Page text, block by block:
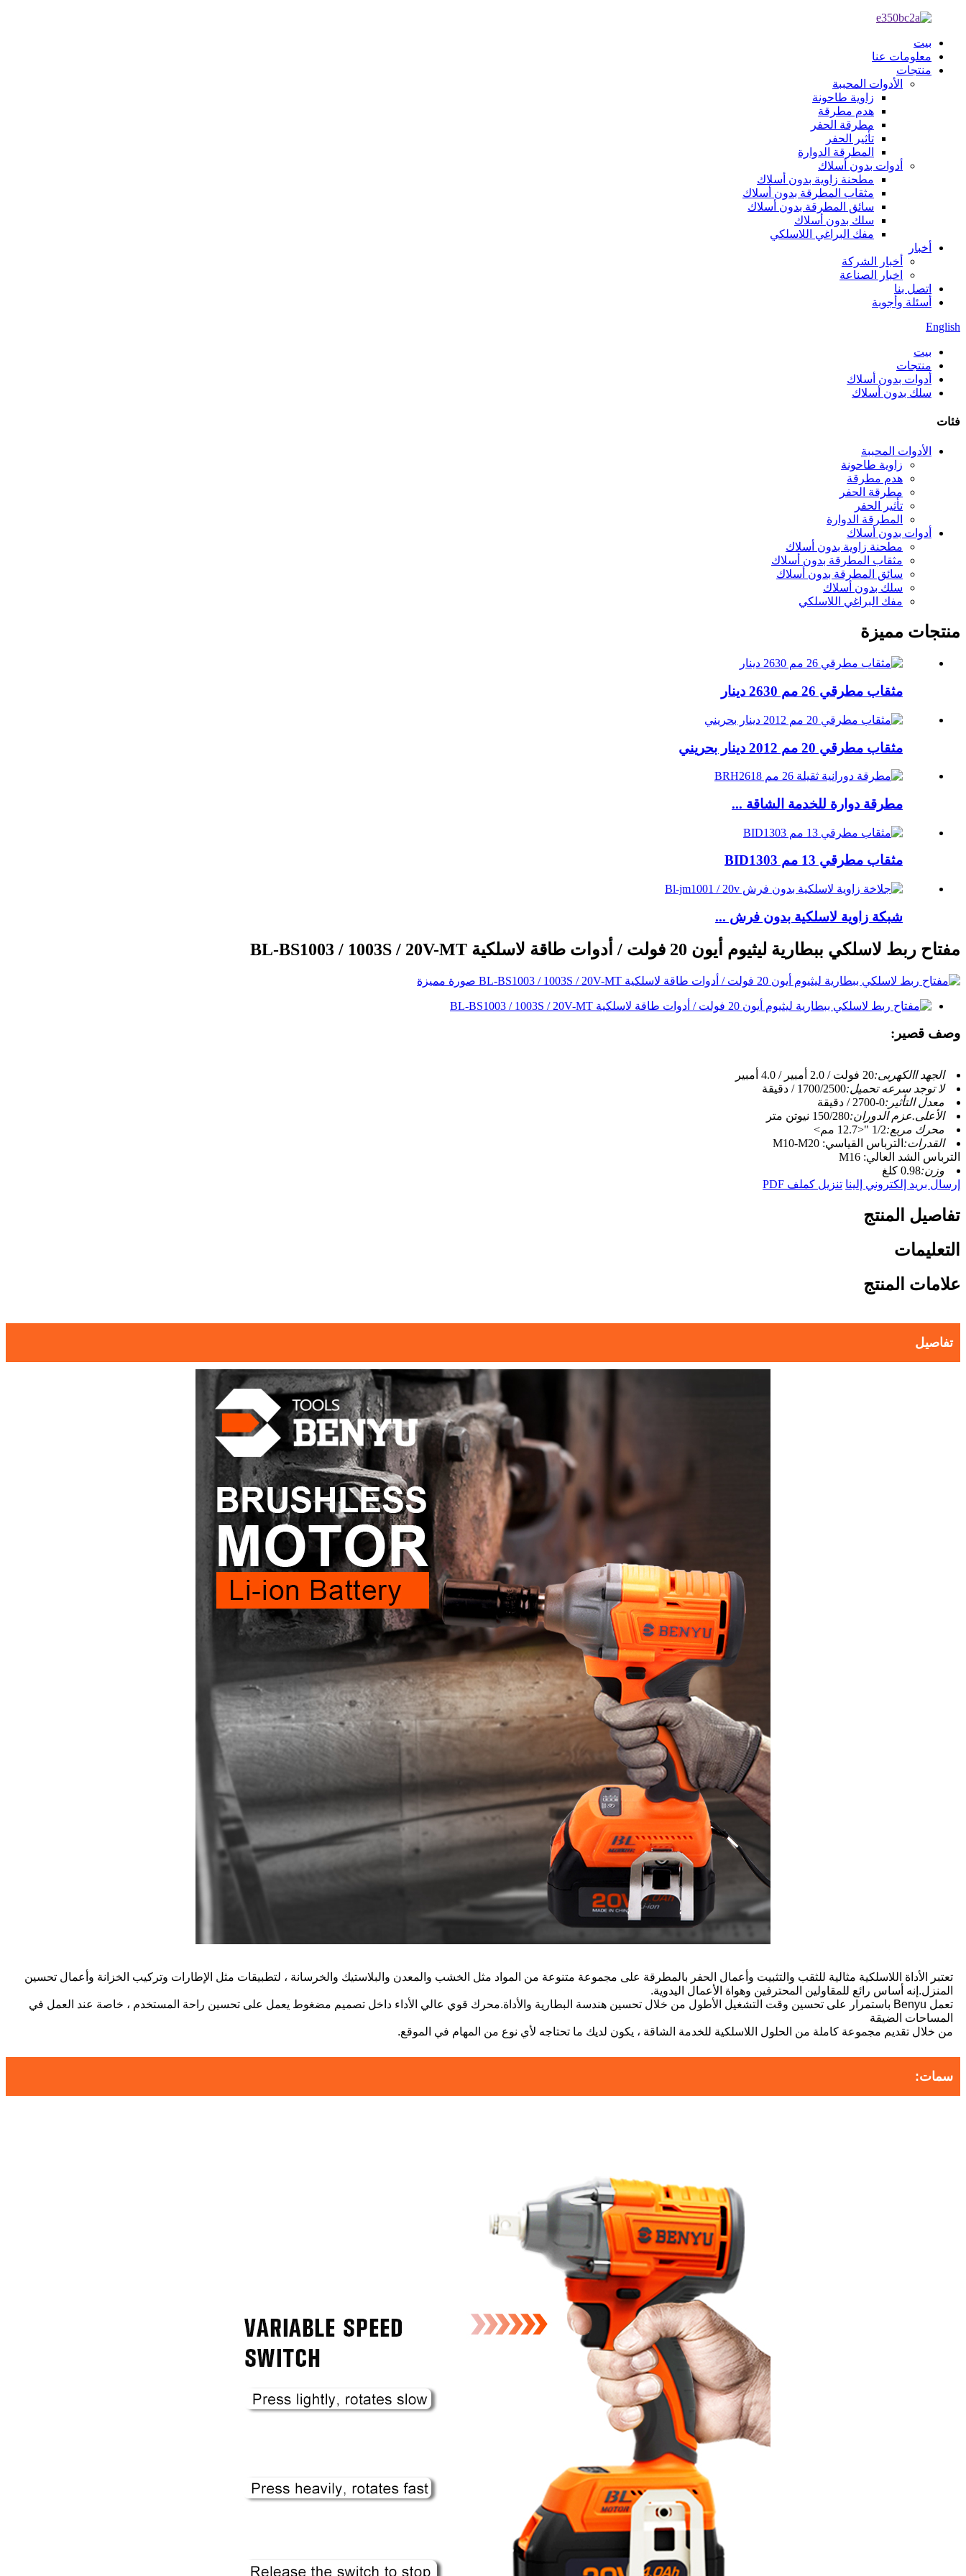
بيت
معلومات عنا
منتجات
الأدوات المحببة
زاوية طاحونة
هدم مطرقة
مطرقة الحفر
تأثير الحفر
المطرقة الدوارة
أدوات بدون أسلاك
مطحنة زاوية بدون أسلاك
مثقاب المطرقة بدون أسلاك
سائق المطرقة بدون أسلاك
سلك بدون أسلاك
مفك البراغي اللاسلكي
أخبار
أخبار الشركة
اخبار الصناعة
اتصل بنا
أسئلة وأجوبة
English
بيت
منتجات
أدوات بدون أسلاك
سلك بدون أسلاك
فئات
الأدوات المحببة
زاوية طاحونة
هدم مطرقة
مطرقة الحفر
تأثير الحفر
المطرقة الدوارة
أدوات بدون أسلاك
مطحنة زاوية بدون أسلاك
مثقاب المطرقة بدون أسلاك
سائق المطرقة بدون أسلاك
سلك بدون أسلاك
مفك البراغي اللاسلكي
منتجات مميزة
مثقاب مطرقي 26 مم 2630 دينار
مثقاب مطرقي 20 مم 2012 دينار بحريني
مطرقة دوارة للخدمة الشاقة ...
مثقاب مطرقي 13 مم BID1303
شبكة زاوية لاسلكية بدون فرش ...
مفتاح ربط لاسلكي ببطارية ليثيوم أيون 20 فولت / أدوات طاقة لاسلكية BL-BS1003 / 1003S / 20V-MT
وصف قصير:
الجهد االكهربى:20 فولت / 2.0 أمبير / 4.0 أمبير
لا توجد سرعه تحميل:1700/2500 / دقيقة
معدل التأثير:0-2700 / دقيقة
الأعلى.عزم الدوران:150/280 نيوتن متر
محرك مربع:1/2 "<12.7 مم>
القدرات: الترباس القياسي: M10-M20
الترباس الشد العالي: M16
وزن:0.98 كلغ
إرسال بريد إلكتروني إلينا تنزيل كملف PDF
تفاصيل المنتج
التعليمات
علامات المنتج
تفاصيل
تعتبر الأداة اللاسلكية مثالية للثقب والتثبيت وأعمال الحفر بالمطرقة على مجموعة متنوعة من المواد مثل الخشب والمعدن والبلاستيك والخرسانة ، لتطبيقات مثل الإطارات وتركيب الخزانة وأعمال تحسين
المنزل.إنه أساس رائع للمقاولين المحترفين وهواة الأعمال اليدوية.
تعمل Benyu باستمرار على تحسين وقت التشغيل الأطول من خلال تحسين هندسة البطارية والأداة.محرك قوي عالي الأداء داخل تصميم مضغوط يعمل على تحسين راحة المستخدم ، خاصة عند العمل في
المساحات الضيقة
من خلال تقديم مجموعة كاملة من الحلول اللاسلكية للخدمة الشاقة ، يكون لديك ما تحتاجه لأي نوع من المهام في الموقع.
سمات: